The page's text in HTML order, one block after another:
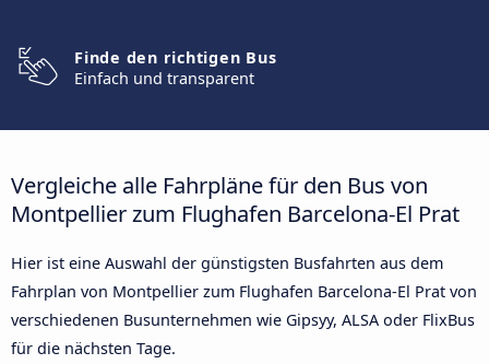
Finde den richtigen Bus
Einfach und transparent
Vergleiche alle Fahrpläne für den Bus von
Montpellier zum Flughafen Barcelona-El Prat
Hier ist eine Auswahl der günstigsten Busfahrten aus dem
Fahrplan von Montpellier zum Flughafen Barcelona-El Prat von
verschiedenen Busunternehmen wie Gipsyy, ALSA oder FlixBus
für die nächsten Tage.